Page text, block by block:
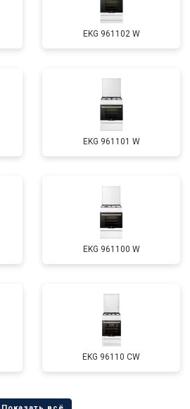
EKG 961102 W
EKG 961101 W
EKG 961100 W
EKG 96110 CW